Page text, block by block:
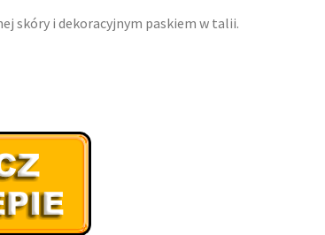
skóry i dekoracyjnym paskiem w talii.